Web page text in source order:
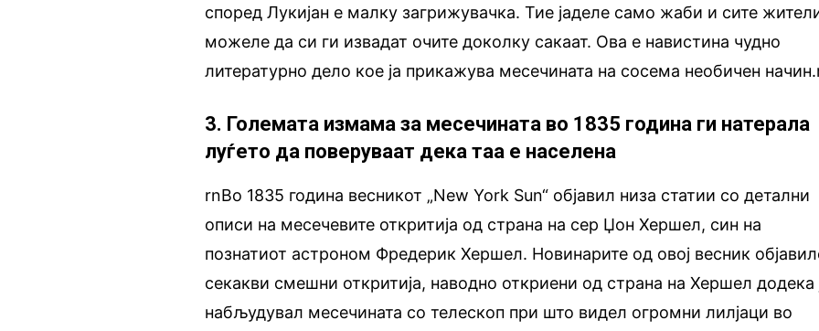
според Лукијан е малку загрижувачка. Тие јаделе само жаби и сите
можеле да си ги извадат очите доколку сакаат. Ова е навистина чудно
литературно дело кое ја прикажува месечината на сосема необичен
3. Големата измама за месечината во 1835 година ги натерала
луѓето да поверуваат дека таа е населена
rnВо 1835 година весникот „New York Sun“ објавил низа статии со детални
описи на месечевите откритија од страна на сер Џон Хершел, син на
познатиот астроном Фредерик Хершел. Новинарите од овој весник
секакви смешни откритија, наводно откриени од страна на Хершел додека
набљудувал месечината со телескоп при што видел огромни лилјаци во